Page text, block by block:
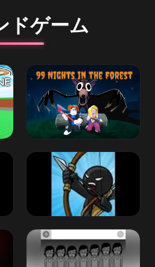
ドゲーム